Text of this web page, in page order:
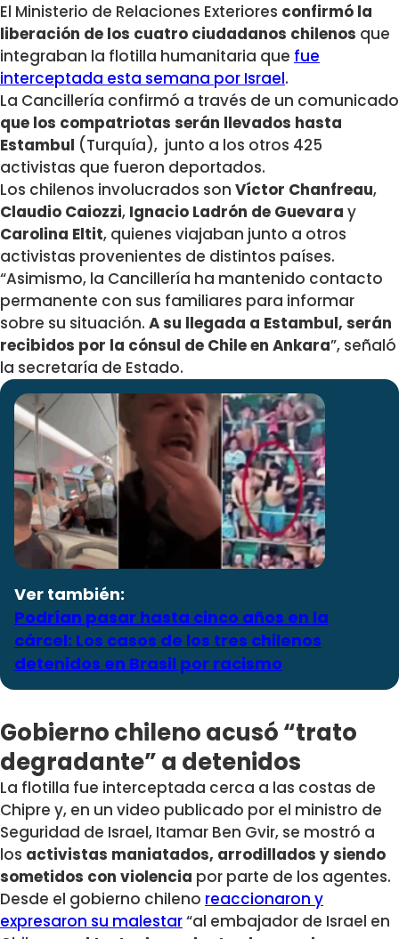
El Ministerio de Relaciones Exteriores confirmó la
liberación de los cuatro ciudadanos chilenos que
integraban la flotilla humanitaria que fue
interceptada esta semana por Israel.
La Cancillería confirmó a través de un comunicado
que los compatriotas serán llevados hasta
Estambul (Turquía), junto a los otros 425
activistas que fueron deportados.
Los chilenos involucrados son Víctor Chanfreau,
Claudio Caiozzi, Ignacio Ladrón de Guevara y
Carolina Eltit, quienes viajaban junto a otros
activistas provenientes de distintos países.
“Asimismo, la Cancillería ha mantenido contacto
permanente con sus familiares para informar
sobre su situación. A su llegada a Estambul, serán
recibidos por la cónsul de Chile en Ankara”, señaló
la secretaría de Estado.
Ver también:
Podrían pasar hasta cinco años en la
cárcel: Los casos de los tres chilenos
detenidos en Brasil por racismo
Gobierno chileno acusó “trato
degradante” a detenidos
La flotilla fue interceptada cerca a las costas de
Chipre y, en un video publicado por el ministro de
Seguridad de Israel, Itamar Ben Gvir, se mostró a
los activistas maniatados, arrodillados y siendo
sometidos con violencia por parte de los agentes.
Desde el gobierno chileno reaccionaron y
expresaron su malestar“al embajador de Israel en